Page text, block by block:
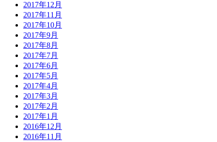
2017年12月
2017年11月
2017年10月
2017年9月
2017年8月
2017年7月
2017年6月
2017年5月
2017年4月
2017年3月
2017年2月
2017年1月
2016年12月
2016年11月